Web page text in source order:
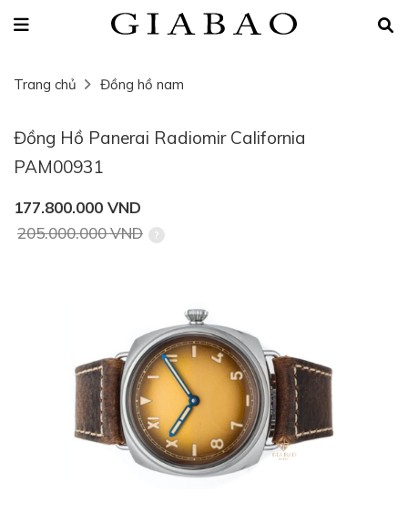
Trang chủ Đồng hồ nam
Đồng Hồ Panerai Radiomir California
PAM00931
177.800.000 VND
205.000.000 VND